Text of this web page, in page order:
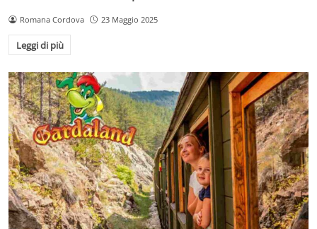
Romana Cordova 23 Maggio 2025
Leggi di più